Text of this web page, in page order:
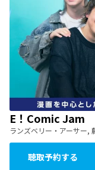
E！Comic Jam
ランズベリー・アーサー,
聴取予約する